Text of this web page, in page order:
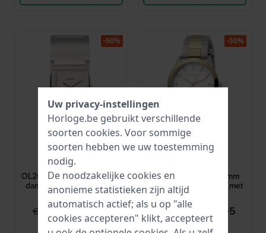
Olympic
OL26DSS095
OL26DSS095 28 mm Zilver
dames modehorloge met
kristallen
€ 99,90 € 49,95
● Op voorraad
-50%
Esprit
Daphne Crystals 34 mm
Dames quartzhorloge met
kristallen
€ 129,90 € 64,95
● Op voorraad
-50%
Uw privacy-instellingen
Horloge.be gebruikt verschillende
soorten cookies. Voor sommige
soorten hebben we uw toestemming
nodig.
De noodzakelijke cookies en
anonieme statistieken zijn altijd
automatisch actief; als u op "alle
cookies accepteren" klikt, accepteert